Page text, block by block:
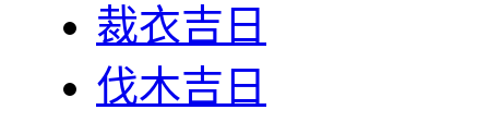
裁衣吉日
伐木吉日